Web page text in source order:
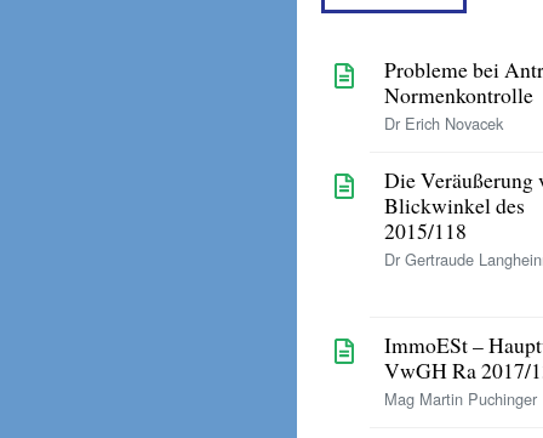
Probleme bei
Normenkontrolle
Dr Erich Novacek
Die Veräußerung
Blickwinkel des
2015/118
Dr Gertraude
ImmoESt –
VwGH Ra 2017/
Mag Martin Puchinger